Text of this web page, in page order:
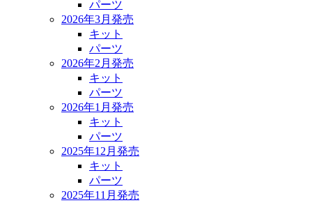
パーツ
2026年3月発売
キット
パーツ
2026年2月発売
キット
パーツ
2026年1月発売
キット
パーツ
2025年12月発売
キット
パーツ
2025年11月発売